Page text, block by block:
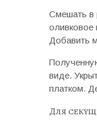
Смешать в
оливковое
Добавить
виде.
платком.
Для